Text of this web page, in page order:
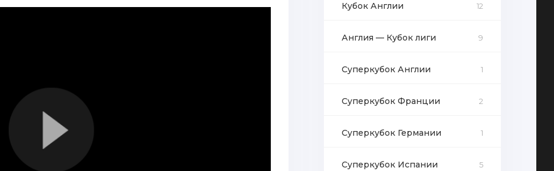
Кубок Англии 12
Англия — Кубок лиги 9
Суперкубок Англии 1
Суперкубок Франции 2
Суперкубок Германии 1
Суперкубок Испании 5